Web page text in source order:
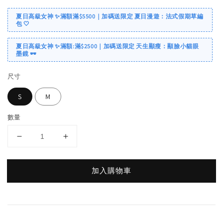
夏日高級女神 ✨滿額滿$5500｜加碼送限定 夏日漫遊：法式假期草編
包 🤍
夏日高級女神 ✨滿額:滿$2500｜加碼送限定 天生顯瘦：顯臉小貓眼
墨鏡 🕶️
尺寸
S M
數量
加入購物車